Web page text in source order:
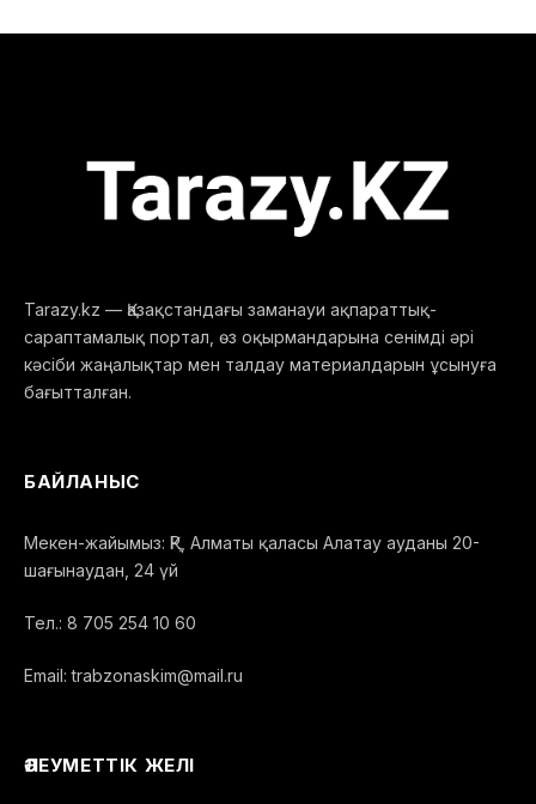
Tarazy.kz — Қазақстандағы заманауи ақпараттық-
сараптамалық портал, өз оқырмандарына сенімді әрі
кәсіби жаңалықтар мен талдау материалдарын ұсынуға
бағытталған.
БАЙЛАНЫС
Мекен-жайымыз: ҚР, Алматы қаласы Алатау ауданы 20-
шағынаудан, 24 үй
Тел.: 8 705 254 10 60
Email: trabzonaskim@mail.ru
ӘЛЕУМЕТТІК ЖЕЛІ